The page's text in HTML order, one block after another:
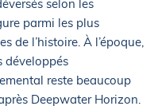
selon les
parmi les plus
de l’histoire. À l’époque,
développés
reste beaucoup
Deepwater Horizon.